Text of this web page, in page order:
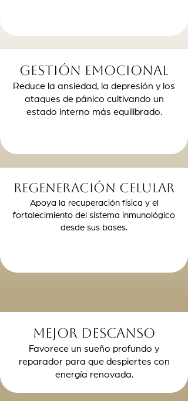
Gestión emocional
Reduce la ansiedad, la depresión y los
ataques de pánico cultivando un
estado interno más equilibrado.
Regeneración celular
Apoya la recuperación física y el
fortalecimiento del sistema inmunológico
desde sus bases.
Mejor descanso
Favorece un sueño profundo y
reparador para que despiertes con
energía renovada.